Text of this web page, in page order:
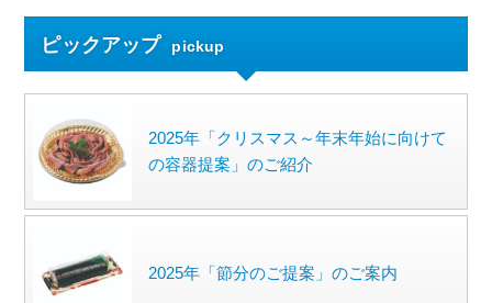
ピックアップ pickup
2025年「クリスマス～年末年始に向けて
の容器提案」のご紹介
2025年「節分のご提案」のご案内